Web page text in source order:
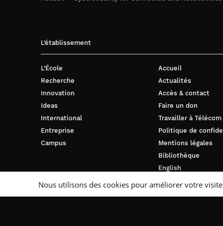
L’établissement
L’École
Recherche
Innovation
Ideas
International
Entreprise
Campus
Accueil
Actualités
Accès & contact
Faire un don
Travailler à Télécom
Politique de
Mentions légales
Bibliothèque
English
Nous utilisons des cookies pour améliorer votre